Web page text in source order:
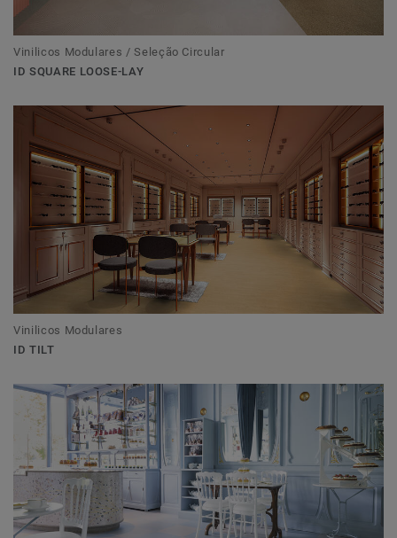
Vinilicos Modulares / Seleção Circular
ID SQUARE LOOSE-LAY
Vinilicos Modulares
ID TILT